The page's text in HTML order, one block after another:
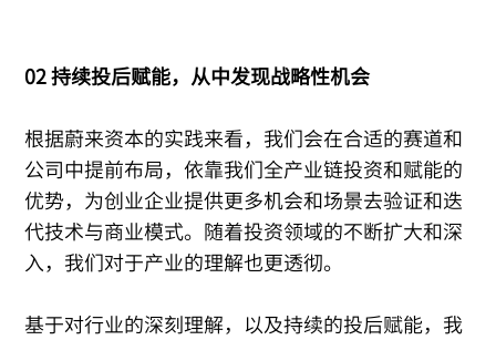
02 持续投后赋能，从中发现战略性机会
根据蔚来资本的实践来看，我们会在合适的赛道和
公司中提前布局，依靠我们全产业链投资和赋能的
优势，为创业企业提供更多机会和场景去验证和迭
代技术与商业模式。随着投资领域的不断扩大和深
入，我们对于产业的理解也更透彻。
基于对行业的深刻理解，以及持续的投后赋能，我